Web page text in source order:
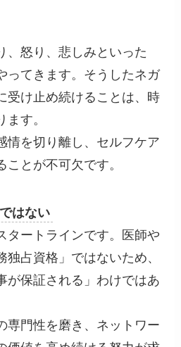
、怒り、悲しみといった
ってきます。そうしたネガ
受け止め続けることは、時
す。
情を切り離し、セルフケア
とが不可欠です。
はない
タートラインです。医師や
占資格」ではないため、
が保証される」わけではあ
専門性を磨き、ネットワー